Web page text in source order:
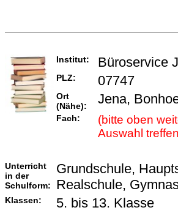
Institut: Büroservice
PLZ: 07747
Ort
(Nähe):
Jena,
Fach:
(bitte oben
Auswahl
Unterricht
in der
Schulform:
Grundschule,
Realschule,
Klassen: 5. bis 13. Klasse